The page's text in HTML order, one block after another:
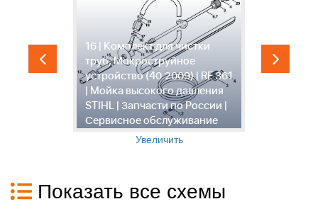
16 | Комплект для чистки
труб, Мокроструйное
устройство (40.2009) | RE 361
| Мойка высокого давления
STIHL | Запчасти по России |
Сервисное обслуживание
Увеличить
Показать все схемы